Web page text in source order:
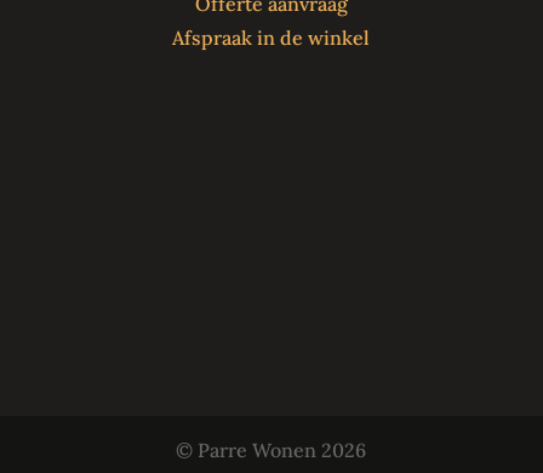
Afspraak in de winkel
© Parre Wonen 2026